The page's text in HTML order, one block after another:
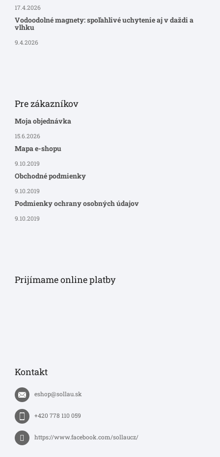
17.4.2026
Vodoodolné magnety: spoľahlivé uchytenie aj v daždi a
vlhku
9.4.2026
Pre zákazníkov
Moja objednávka
15.6.2026
Mapa e-shopu
9.10.2019
Obchodné podmienky
9.10.2019
Podmienky ochrany osobných údajov
9.10.2019
Prijímame online platby
Kontakt
eshop@sollau.sk
+420 778 110 059
https://www.facebook.com/sollaucz/